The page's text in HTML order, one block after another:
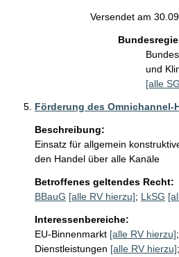
Versendet am
und
[alle
Förderung des Omnichannel-
Beschreibung:
Einsatz für allgemein
den Handel über alle Kanäle
Betroffenes geltendes Recht:
BBauG [alle RV hierzu]; LkSG
Interessenbereiche:
EU-Binnenmarkt [alle RV hierzu];
Dienstleistungen [alle RV hierzu];